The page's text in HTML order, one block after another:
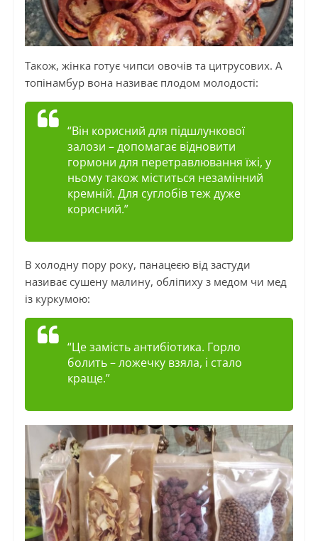
Також, жінка готує чипси овочів та цитрусових. А
топінамбур вона називає плодом молодості:
“Він корисний для підшлункової
залози – допомагає відновити
гормони для перетравлювання їжі, у
ньому також міститься незамінний
кремній. Для суглобів теж дуже
корисний.”
В холодну пору року, панацеєю від застуди
називає сушену малину, обліпиху з медом чи мед
із куркумою:
“Це замість антибіотика. Горло
болить – ложечку взяла, і стало
краще.”